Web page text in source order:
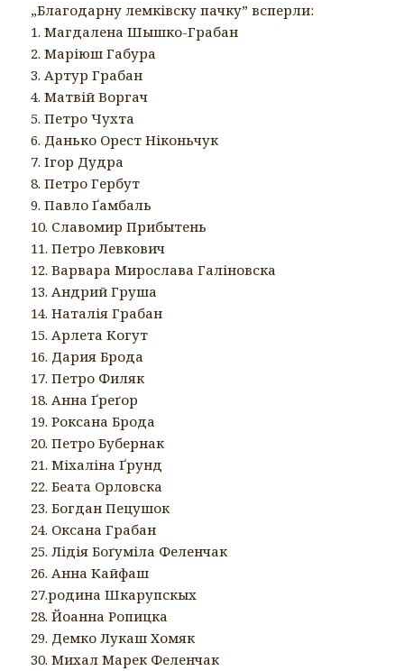
„Благодарну лемківску пачку” всперли:
1. Магдалена Шышко-Грабан
2. Маріюш Габура
3. Артур Грабан
4. Матвій Воргач
5. Петро Чухта
6. Данько Орест Ніконьчук
7. Ігор Дудра
8. Петро Гербут
9. Павло Ґамбаль
10. Славомир Прибытень
11. Петро Левкович
12. Варвара Мирослава Галіновска
13. Андрий Груша
14. Наталія Грабан
15. Арлета Когут
16. Дария Брода
17. Петро Филяк
18. Анна Ґреґор
19. Роксана Брода
20. Петро Бубернак
21. Міхаліна Ґрунд
22. Беата Орловска
23. Богдан Пецушок
24. Оксана Грабан
25. Лідія Боґуміла Феленчак
26. Анна Кайфаш
27.родина Шкарупскых
28. Йоанна Ропицка
29. Демко Лукаш Хомяк
30. Михал Марек Феленчак